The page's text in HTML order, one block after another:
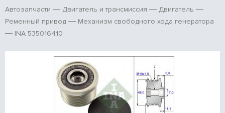
Автозапчасти Двигатель и трансмиссия
Двигатель
Ременный привод
Механизм свободного хода генератора
INA 535016410